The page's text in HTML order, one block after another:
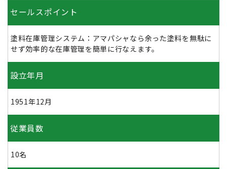
セールスポイント
塗料在庫管理システム：アマパシャなら余った塗料を無駄に
せず効率的な在庫管理を簡単に行なえます。
設立年月
1951年12月
従業員数
10名